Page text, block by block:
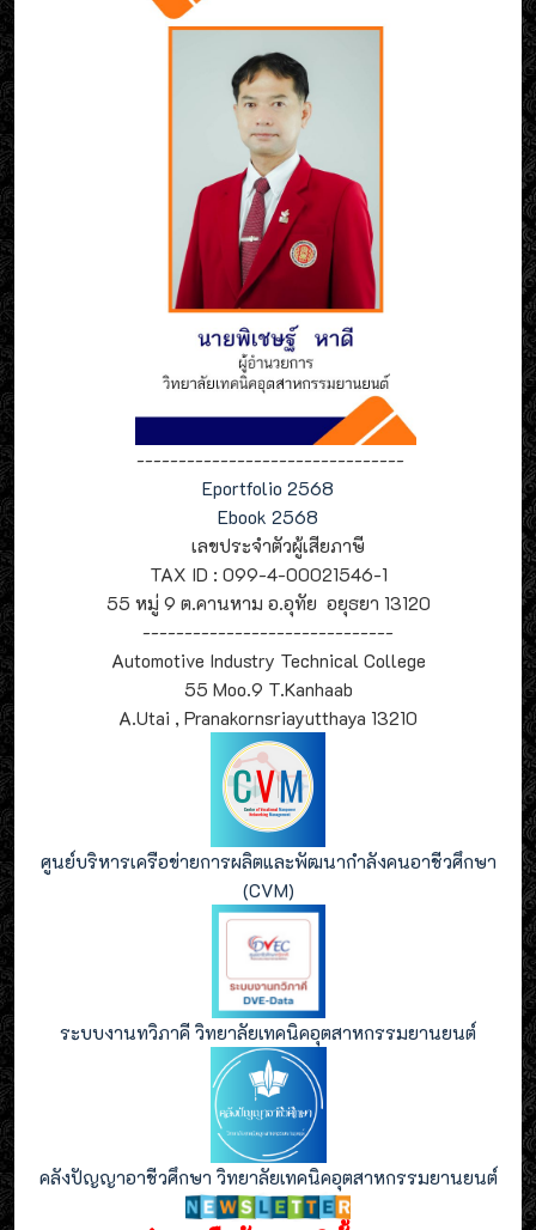
--------------------------------
Eportfolio 2568
Ebook 2568
เลขประจำตัวผู้เสียภาษี
TAX ID : 099-4-00021546-1
55 หมู่ 9 ต.คานหาม อ.อุทัย อยุธยา 13120
------------------------------
Automotive Industry Technical College
55 Moo.9 T.Kanhaab
A.Utai , Pranakornsriayutthaya 13210
ศูนย์บริหารเครือข่ายการผลิตและพัฒนากำลังคนอาชีวศึกษา
(CVM)
ระบบงานทวิภาคี วิทยาลัยเทคนิคอุตสาหกรรมยานยนต์
คลังปัญญาอาชีวศึกษา วิทยาลัยเทคนิคอุตสาหกรรมยานยนต์